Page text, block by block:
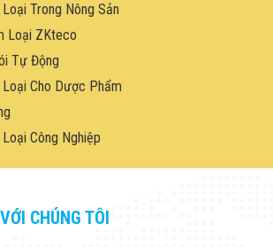
Trong Nông Sản
Loại ZKteco
Tự Động
Loại Cho Dược Phẩm
Công Nghiệp
CHÚNG TÔI